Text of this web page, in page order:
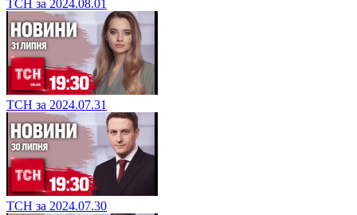
ТСН за 2024.08.01
ТСН за 2024.07.31
ТСН за 2024.07.30